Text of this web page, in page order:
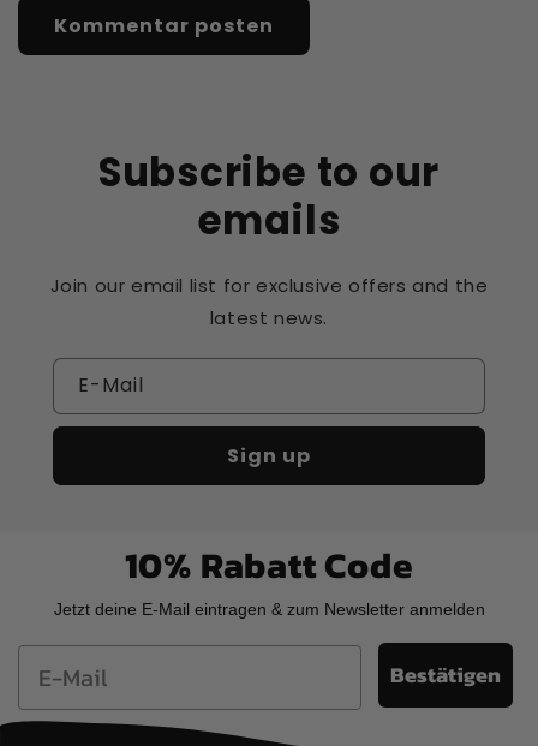
Subscribe to our
emails
Join our email list for exclusive offers and the
latest news.
E-Mail
Sign up
10% Rabatt Code
Jetzt deine E-Mail eintragen & zum Newsletter anmelden
Email Bestätigen